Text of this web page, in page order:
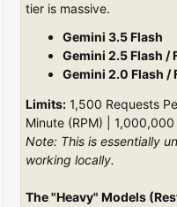
tier is massive.
Gemini 3.5 Flash
Gemini 2.5 Flash /
Gemini 2.0 Flash /
Limits: 1,500 Requests
Minute (RPM) |
Note: This is essentially
working locally.
The "Heavy" Models